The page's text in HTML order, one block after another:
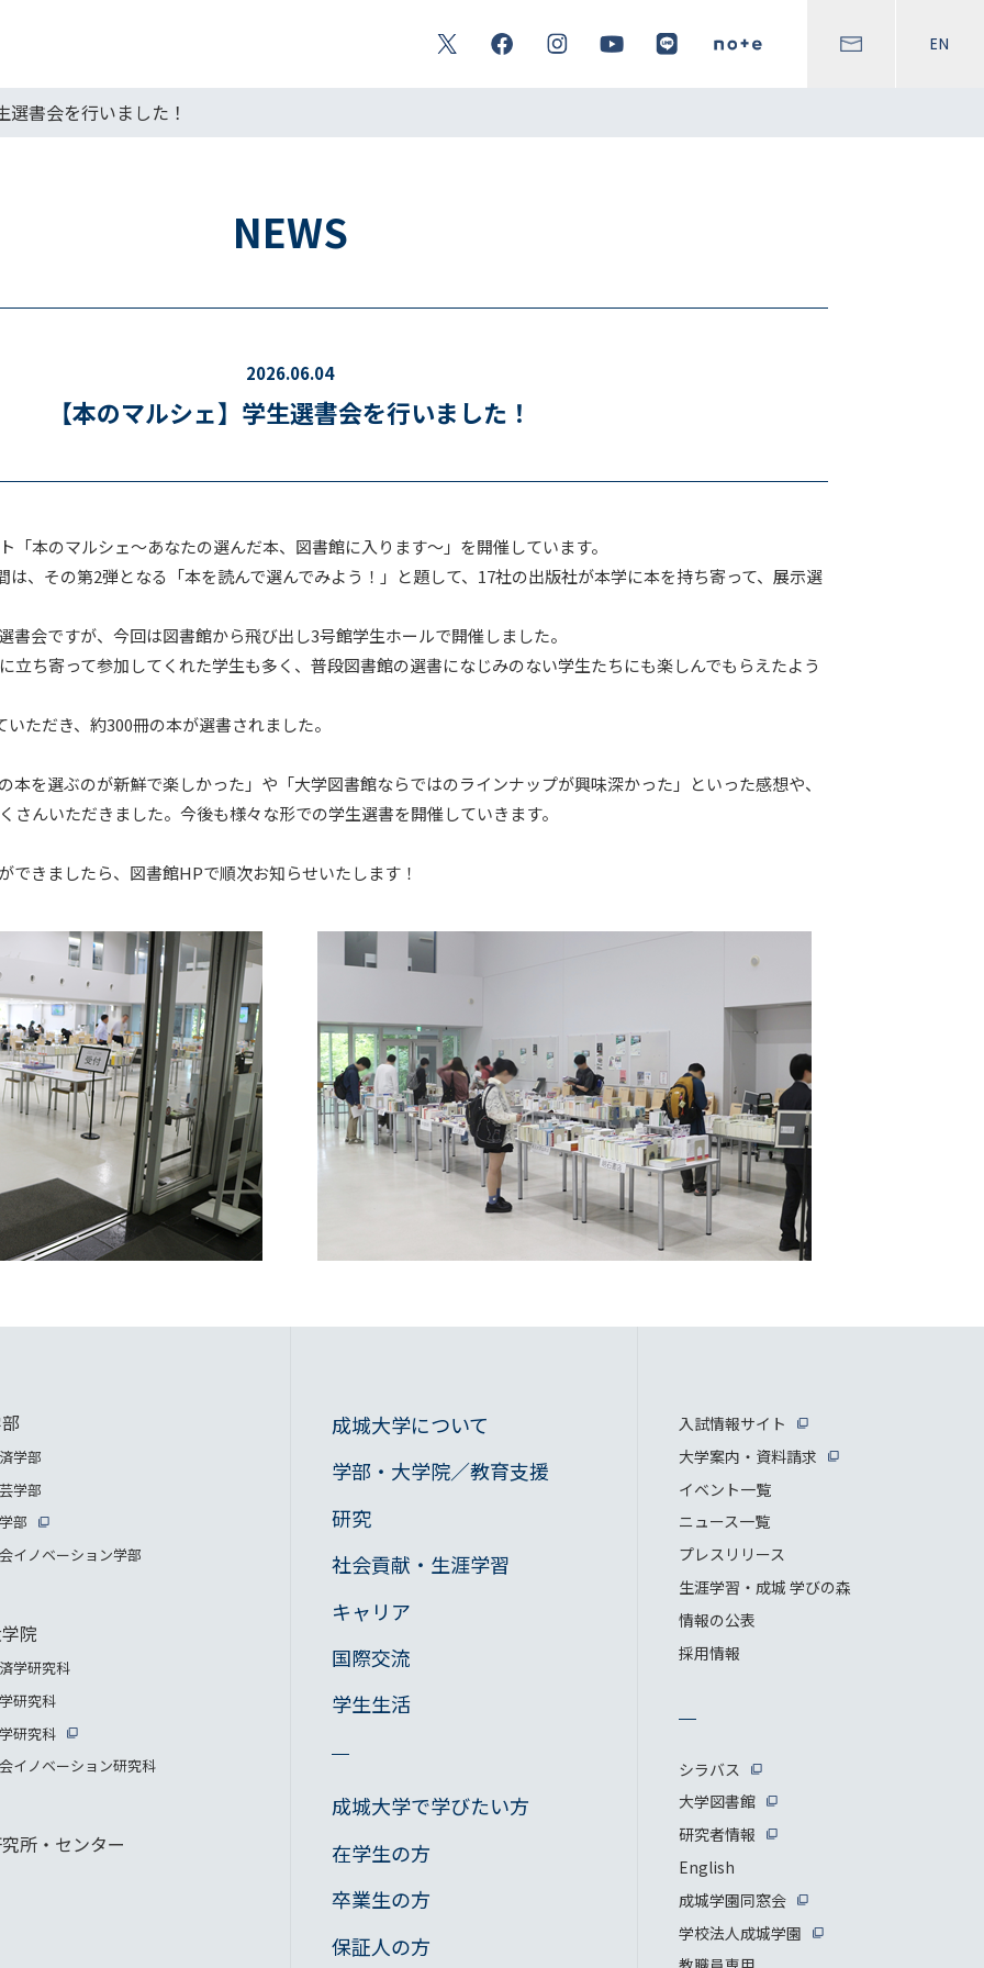
EN
書会を行いました！
NEWS
2026.06.04
【本のマルシェ】学生選書会を行いました！
「本のマルシェ～あなたの選んだ本、図書館に入ります～」を開催しています。
は、その第2弾となる「本を読んで選んでみよう！」と題して、17社の出版社が本学に本を持ち寄って、展示選
書会ですが、今回は図書館から飛び出し3号館学生ホールで開催しました。
立ち寄って参加してくれた学生も多く、普段図書館の選書になじみのない学生たちにも楽しんでもらえたよう
ただき、約300冊の本が選書されました。
本を選ぶのが新鮮で楽しかった」や「大学図書館ならではのラインナップが興味深かった」といった感想や、
さんいただきました。今後も様々な形での学生選書を開催していきます。
できましたら、図書館HPで順次お知らせいたします！
学部
学部
部
イノベーション学部
院
学研究科
研究科
研究科
イノベーション研究科
所・センター
成城大学について
学部・大学院／教育支援
研究
社会貢献・生涯学習
キャリア
国際交流
学生生活
成城大学で学びたい方
在学生の方
卒業生の方
保証人の方
入試情報サイト
大学案内・資料請求
イベント一覧
ニュース一覧
プレスリリース
生涯学習・成城 学びの森
情報の公表
採用情報
シラバス
大学図書館
研究者情報
English
成城学園同窓会
学校法人成城学園